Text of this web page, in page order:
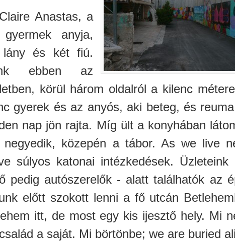
Anastas, a
anyja,
és két fiú.
ebben az
körül három oldalról a kilenc
gyerek és az anyós, aki beteg, és
nap jön rajta. Míg ült a konyhában
negyedik, közepén a tábor. As we live
súlyos katonai intézkedések.
pedig autószerelők - alatt találhatók az
előtt szokott lenni a fő utcán
itt, de most egy kis ijesztő hely. Mi
a saját. Mi börtönbe; we are buried